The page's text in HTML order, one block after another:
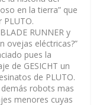
en la tierra” que
RUNNER y
ovejas eléctricas?”
pues la
de GESICHT un
de PLUTO.
demás robots mas
menores cuyas